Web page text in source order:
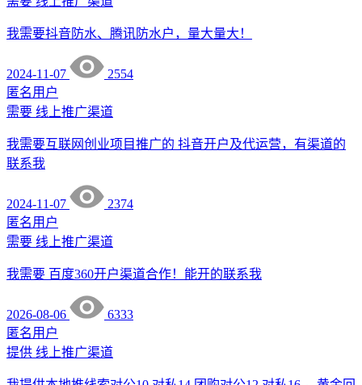
我需要抖音防水、腾讯防水户，量大量大！
2024-11-07
2554
匿名用户
需要 线上推广渠道
我需要互联网创业项目推广的 抖音开户及代运营，有渠道的
联系我
2024-11-07
2374
匿名用户
需要 线上推广渠道
我需要 百度360开户渠道合作！能开的联系我
2026-08-06
6333
匿名用户
提供 线上推广渠道